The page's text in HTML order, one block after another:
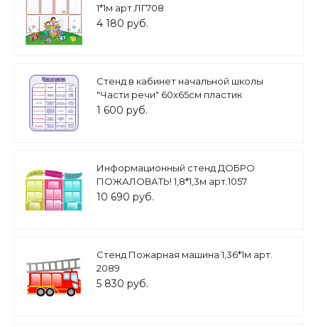
1*1м арт.ЛГ708
4 180 руб.
Стенд в кабинет начальной школы
"Части речи" 60х65см пластик
арт.Школа1393_2
1 600 руб.
Информационный стенд ДОБРО
ПОЖАЛОВАТЬ! 1,8*1,3м арт.1057
10 690 руб.
Стенд Пожарная машина 1,36*1м арт.
2089
5 830 руб.